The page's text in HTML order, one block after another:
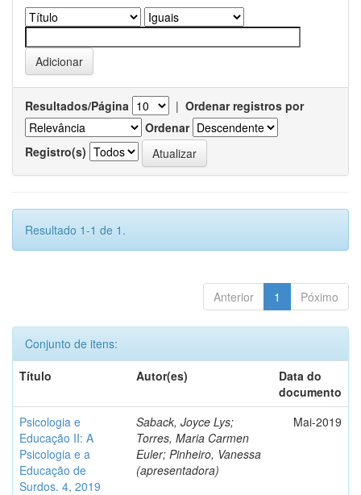
Resultados/Página | Ordenar registros por
Ordenar
Registro(s)
Resultado 1-1 de 1.
Anterior 1 Póximo
Conjunto de itens:
Título
Autor(es)
Data do
documento
Psicologia e
Educação II: A
Psicologia e a
Educação de
Surdos. 4, 2019
Saback, Joyce Lys;
Torres, Maria Carmen
Euler; Pinheiro, Vanessa
(apresentadora)
Mai-2019